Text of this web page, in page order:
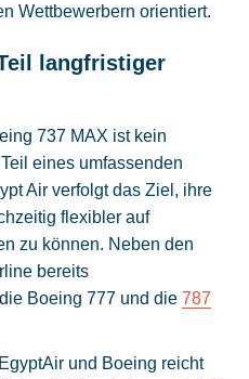
Wettbewerbern orientiert.
langfristiger
737 MAX ist kein
eines umfassenden
Air verfolgt das Ziel, ihre
flexibler auf
zu können. Neben den
bereits
Boeing 777 und die 787
und Boeing reicht